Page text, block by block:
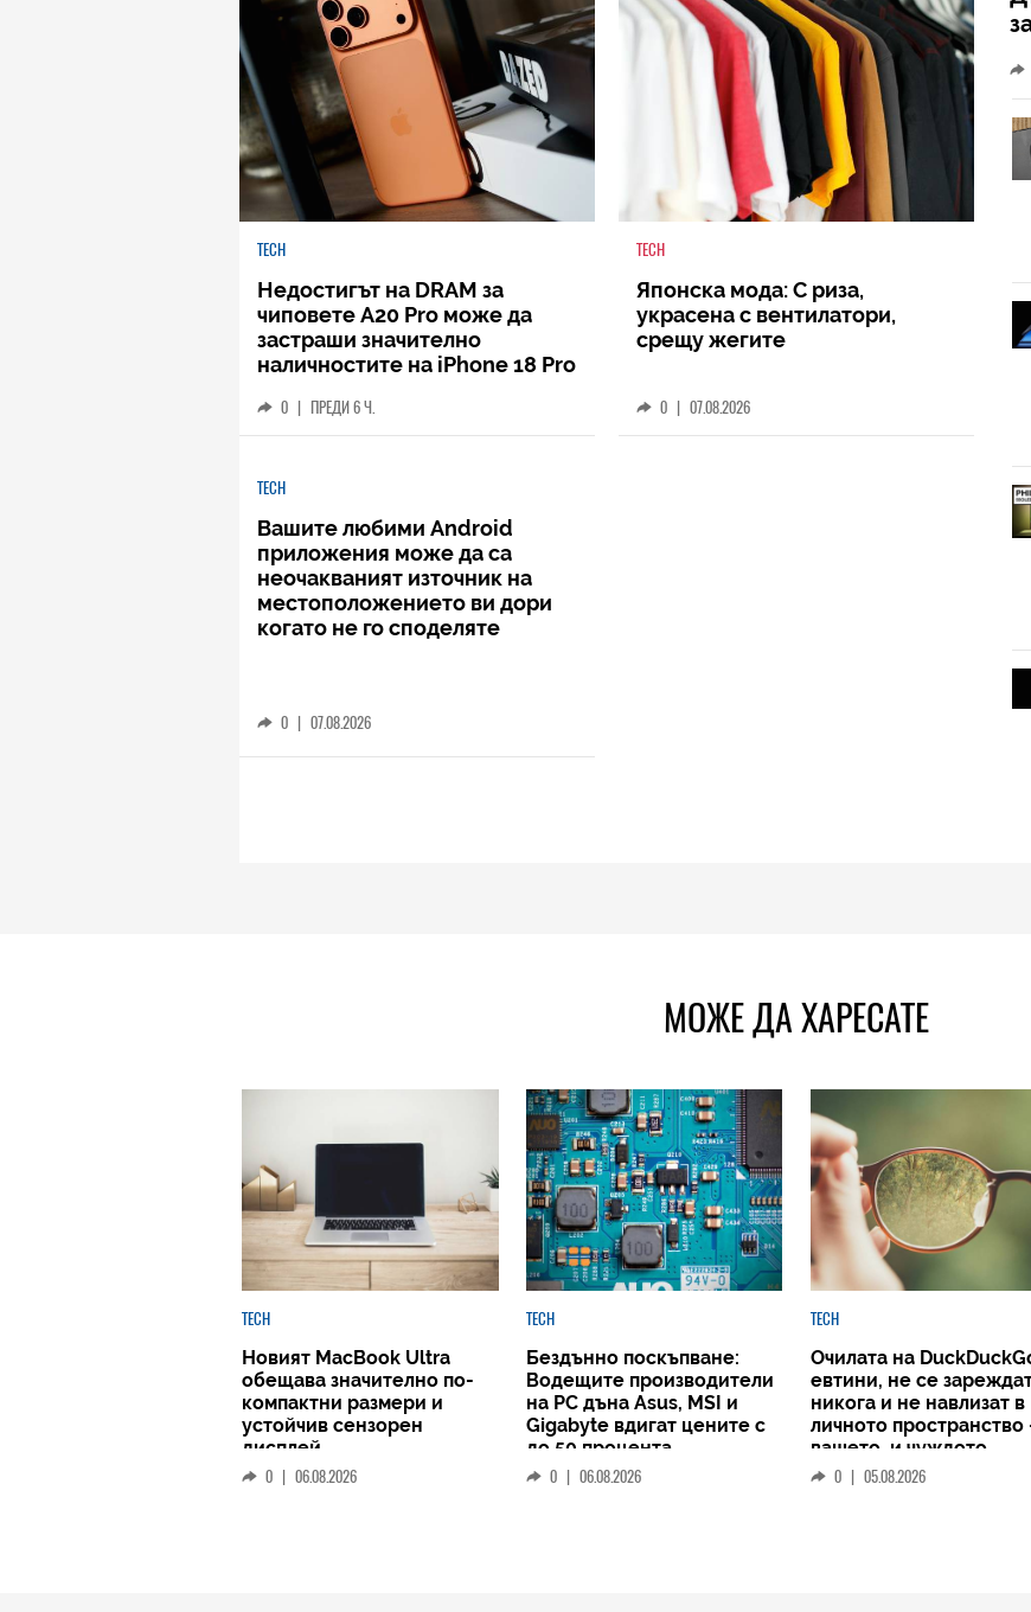
TECH
Недостигът на DRAM за
чиповете A20 Pro може да
застраши значително
наличностите на iPhone 18 Pro
0 | ПРЕДИ 6 Ч.
TECH
Японска мода: С риза,
украсена с вентилатори,
срещу жегите
0 | 07.08.2026
TECH
Вашите любими Android
приложения може да са
неочакваният източник на
местоположението ви дори
когато не го споделяте
0 | 07.08.2026
МОЖЕ ДА ХАРЕСАТЕ
TECH
Новият MacBook Ultra
обещава значително по-
компактни размери и
устойчив сензорен
дисплей
0 | 06.08.2026
TECH
Бездънно поскъпване:
Водещите производители
на РС дъна Asus, MSI и
Gigabyte вдигат цените с
до 50 процента
0 | 06.08.2026
TECH
Очилата на
евтини, не се
никога и не навлизат в
личното пространство
вашето, и чуждото
0 | 05.08.2026